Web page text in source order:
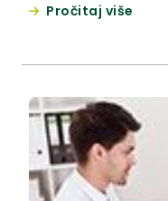
Pročitaj više